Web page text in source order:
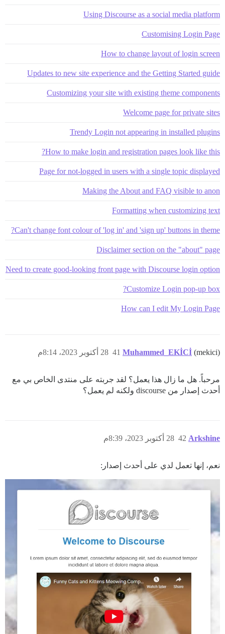
Using Discourse as a social media platform
Customising Login Page
How to change layout of login screen
Updates to new site experience and the Getting Started guide
Customizing your site with existing theme components
Welcome page for private sites
Trendy Login not appearing in installed plugins
How to make login and registration pages look like this?
Page for not-logged in users with a single topic displayed
Making the About and FAQ visible to anon
Formatting when customizing text
Can't change font colour of 'log in' and 'sign up' buttons in theme?
Disclaimer section on the "about" page
Need to create good-looking front page with Discourse login option
Customize Login pop-up box?
How can I edit My Login Page
Muhammed_EKİCİ (mekici) 28 أكتوبر 2023، 8:14م 41
مرحباً. هل ما زال هذا يعمل؟ لقد جربته على منتدى الخاص بي مع
أحدث إصدار من discourse ولكنه لم يعمل؟
Arkshine 28 أكتوبر 2023، 8:39م 42
نعم، إنها تعمل لدي على أحدث إصدار: